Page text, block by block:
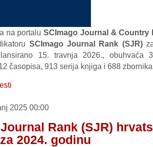
na portaluSCImago Journal & Country
SCImago Journal Rank (SJR)
15. travnja 2026., obuhvaća
časopisa, 913 serija knjiga i 688
2025 00:00
Rank (SJR)
2024. godinu